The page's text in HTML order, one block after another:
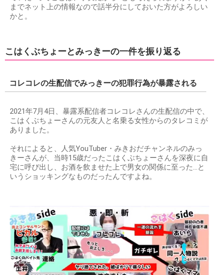
までネット上の情報なので話半分にしておいた方がよろしい
かと。
こはくぶちょーとみっきーの一件を振り返る
コレコレの生配信でみっきーの犯罪行為が暴露される
2021年7月4日、暴露系配信者コレコレさんの生配信の中で、
こはくぶちょーさんの元友人と名乗る女性からのタレコミが
ありました。
それによると、人気YouTuber・みきおだチャンネルのみっ
きーさんが、当時15歳だったこはくぶちょーさんを深夜に自
宅に呼び出し、お酒を飲ませた上で男女の関係に至った…と
いうショッキングなものだったんですよね。